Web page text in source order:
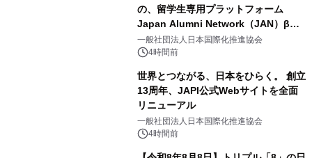
の、留学生専用プラットフォーム
Japan Alumni Network（JAN）β版
をリリース
一般社団法人日本国際化推進協会
4時間前
世界とつながる、日本をひらく。 創立
13周年、JAPI公式Webサイトを全面
リニューアル
一般社団法人日本国際化推進協会
4時間前